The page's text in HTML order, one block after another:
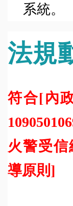
系統。
法規
符合[內
火警受
導原則]